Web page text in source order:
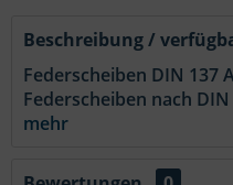
Beschreibung /
Federscheiben DIN 137
Federscheiben nach
mehr